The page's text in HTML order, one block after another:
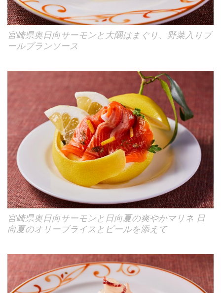
宮崎県奥日向サーモンと大隅はまぐり、野菜入りブ
ールブランソース
宮崎県奥日向サーモンと日向夏の爽やかマリネ 日
向夏のオリーブライスとピールを添えて